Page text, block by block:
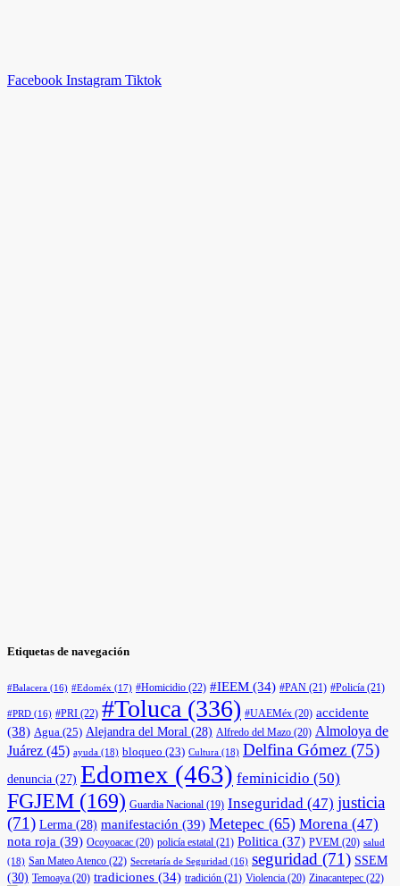
Facebook Instagram Tiktok
Etiquetas de navegación
#Balacera (16) #Edoméx (17) #Homicidio (22) #IEEM (34) #PAN (21) #Policía (21)
#PRD (16) #PRI (22) #Toluca (336) #UAEMéx (20) accidente
(38) Agua (25) Alejandra del Moral (28) Alfredo del Mazo (20) Almoloya de
Juárez (45) ayuda (18) bloqueo (23) Cultura (18) Delfina Gómez (75)
denuncia (27) Edomex (463) feminicidio (50)
FGJEM (169) Guardia Nacional (19) Inseguridad (47) justicia
(71) Lerma (28) manifestación (39) Metepec (65) Morena (47)
nota roja (39) Ocoyoacac (20) policía estatal (21) Politica (37) PVEM (20) salud
(18) San Mateo Atenco (22) Secretaría de Seguridad (16) seguridad (71) SSEM
(30) Temoaya (20) tradiciones (34) tradición (21) Violencia (20) Zinacantepec (22)